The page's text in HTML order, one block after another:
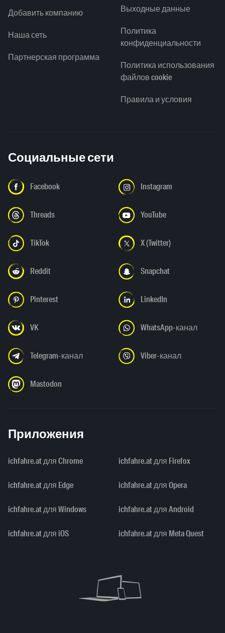
Добавить компанию
Наша сеть
Партнерская программа
Выходные данные
Политика
конфиденциальности
Политика использования
файлов cookie
Правила и условия
Социальные сети
Facebook Instagram
Threads YouTube
TikTok X (Twitter)
Reddit Snapchat
Pinterest LinkedIn
VK WhatsApp-канал
Telegram-канал Viber-канал
Mastodon
Приложения
ichfahre.at для Chrome ichfahre.at для Firefox
ichfahre.at для Edge ichfahre.at для Opera
ichfahre.at для Windows ichfahre.at для Android
ichfahre.at для iOS ichfahre.at для Meta Quest